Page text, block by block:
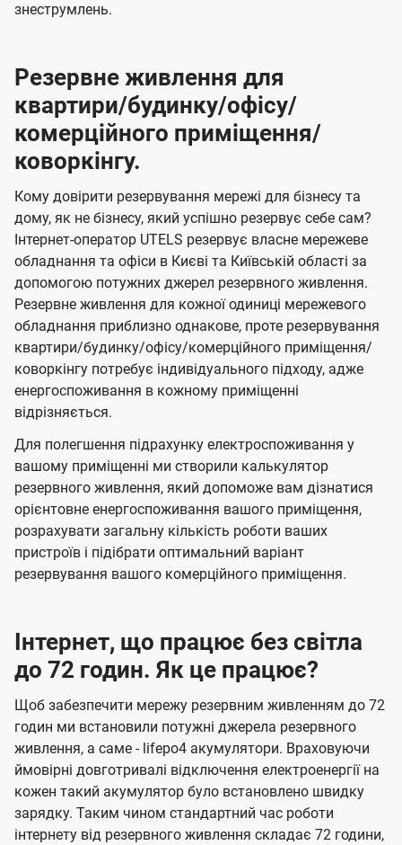
знеструмлень.
Резервне живлення для
квартири/будинку/офісу/
комерційного приміщення/
коворкінгу.
Кому довірити резервування мережі для бізнесу та
дому, як не бізнесу, який успішно резервує себе сам?
Інтернет-оператор UTELS резервує власне мережеве
обладнання та офіси в Києві та Київській області за
допомогою потужних джерел резервного живлення.
Резервне живлення для кожної одиниці мережевого
обладнання приблизно однакове, проте резервування
квартири/будинку/офісу/комерційного приміщення/
коворкінгу потребує індивідуального підходу, адже
енергоспоживання в кожному приміщенні
відрізняється.
Для полегшення підрахунку електроспоживання у
вашому приміщенні ми створили калькулятор
резервного живлення, який допоможе вам дізнатися
орієнтовне енергоспоживання вашого приміщення,
розрахувати загальну кількість роботи ваших
пристроїв і підібрати оптимальний варіант
резервування вашого комерційного приміщення.
Інтернет, що працює без світла
до 72 годин. Як це працює?
Щоб забезпечити мережу резервним живленням до 72
годин ми встановили потужні джерела резервного
живлення, а саме - lifepo4 акумулятори. Враховуючи
ймовірні довготривалі відключення електроенергії на
кожен такий акумулятор було встановлено швидку
зарядку. Таким чином стандартний час роботи
інтернету від резервного живлення складає 72 години,